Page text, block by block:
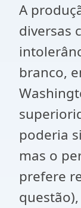
A
diversas
branco,
poderia
mas o
prefere